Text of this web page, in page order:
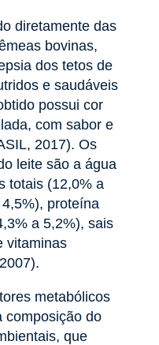
diretamente das
bovinas,
dos tetos de
e saudáveis
possui cor
com sabor e
2017). Os
leite são a água
totais (12,0% a
proteína
a 5,2%), sais
vitaminas
metabólicos
composição do
que